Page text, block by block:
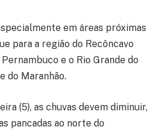
em áreas próximas
para a região do Recôncavo
e o Rio Grande do
do Maranhão.
(5), as chuvas devem diminuir,
pancadas ao norte do